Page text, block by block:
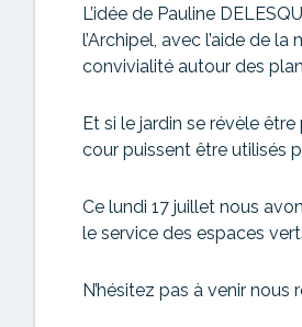
L’idée de Pauline
l’Archipel, avec l’aide de
convivialité autour des
Et si le jardin se révèle
cour puissent être utilisés
Ce lundi 17 juillet nous
le service des espaces
N’hésitez pas à venir nous